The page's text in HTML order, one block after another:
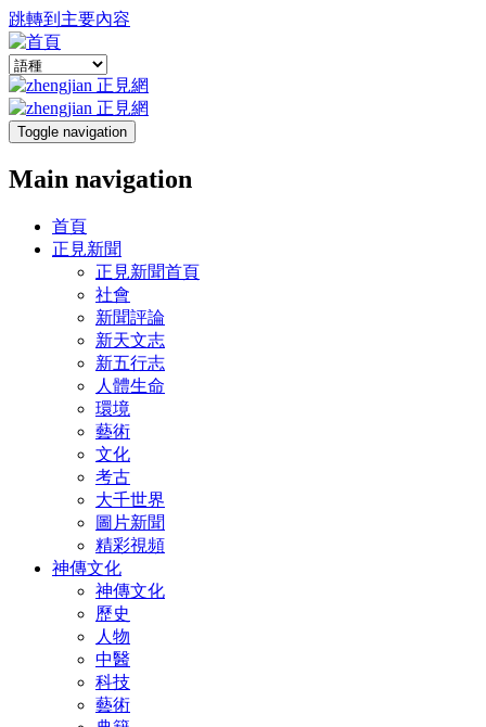
跳轉到主要內容
Toggle navigation
Main navigation
首頁
正見新聞
正見新聞首頁
社會
新聞評論
新天文志
新五行志
人體生命
環境
藝術
文化
考古
大千世界
圖片新聞
精彩視頻
神傳文化
神傳文化
歷史
人物
中醫
科技
藝術